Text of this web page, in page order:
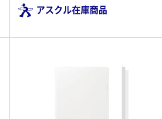
アスクル在庫商品